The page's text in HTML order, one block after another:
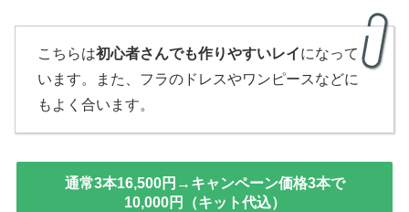
こちらは初心者さんでも作りやすいレイになって
います。また、フラのドレスやワンピースなどに
もよく合います。
通常3本16,500円→ キャンペーン価格3本で
10,000円
（キット代込）